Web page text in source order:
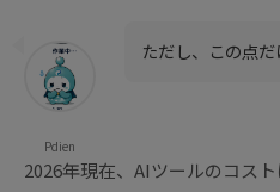
Pdien
ただし、この点だ
2026年現在、AIツールのコス